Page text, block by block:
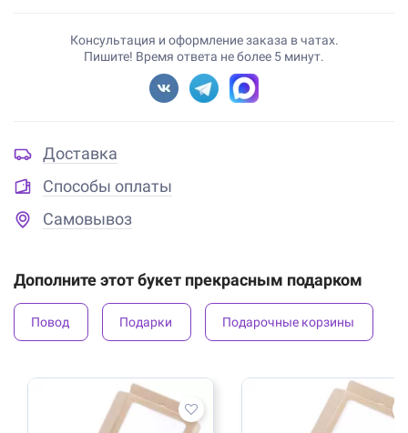
Консультация и оформление заказа в чатах.
Пишите! Время ответа не более 5 минут.
Доставка
Способы оплаты
Самовывоз
Дополните этот букет прекрасным подарком
Повод Подарки Подарочные корзины